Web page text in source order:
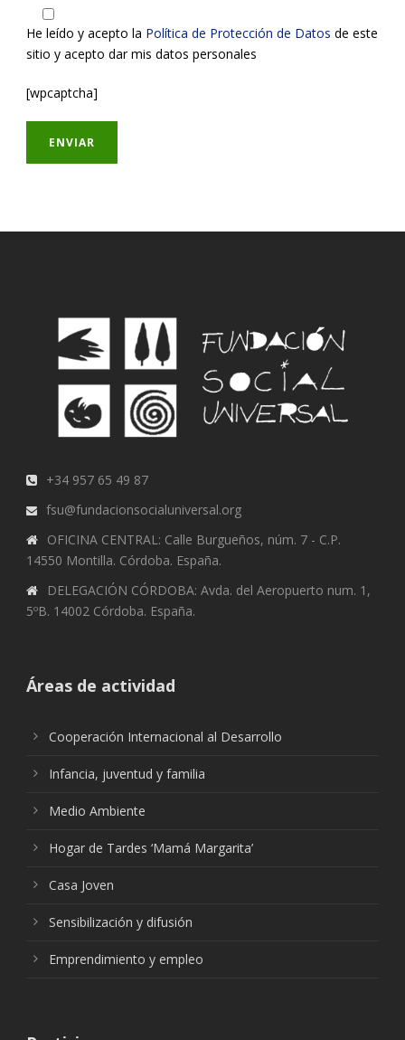
He leído y acepto la Política de Protección de Datos de este
sitio y acepto dar mis datos personales
[wpcaptcha]
+34 957 65 49 87
fsu@fundacionsocialuniversal.org
OFICINA CENTRAL: Calle Burgueños, núm. 7 - C.P.
14550 Montilla. Córdoba. España.
DELEGACIÓN CÓRDOBA: Avda. del Aeropuerto num. 1,
5ºB. 14002 Córdoba. España.
Áreas de actividad
Cooperación Internacional al Desarrollo
Infancia, juventud y familia
Medio Ambiente
Hogar de Tardes ‘Mamá Margarita’
Casa Joven
Sensibilización y difusión
Emprendimiento y empleo